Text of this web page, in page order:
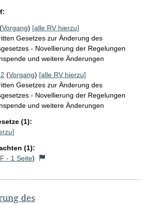
(Vorgang) [alle RV hierzu]
Gesetzes zur Änderung des
- Novellierung der Regelungen
und weitere Änderungen
(Vorgang) [alle RV hierzu]
Gesetzes zur Änderung des
- Novellierung der Regelungen
und weitere Änderungen
(1):
(1):
- 1 Seite)
des